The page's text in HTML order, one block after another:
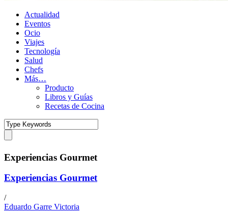
Actualidad
Eventos
Ocio
Viajes
Tecnología
Salud
Chefs
Más…
Producto
Libros y Guías
Recetas de Cocina
Experiencias Gourmet
Experiencias Gourmet
/
Eduardo Garre Victoria